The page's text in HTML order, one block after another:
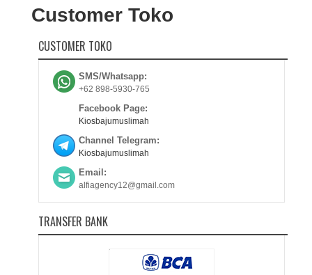
Customer Toko
CUSTOMER TOKO
SMS/Whatsapp:
+62 898-5930-765
Facebook Page:
Kiosbajumuslimah
Channel Telegram:
Kiosbajumuslimah
Email:
alfiagency12@gmail.com
TRANSFER BANK